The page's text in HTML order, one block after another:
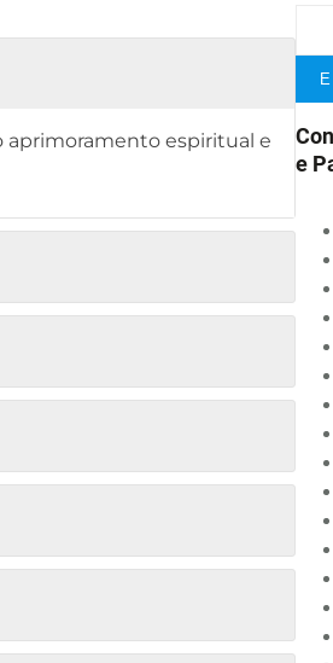
aprimoramento espiritual e
e